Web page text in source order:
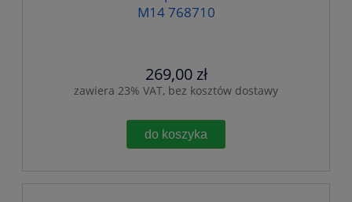
M14 768710
269,00 zł
zawiera 23% VAT, bez kosztów dostawy
do koszyka